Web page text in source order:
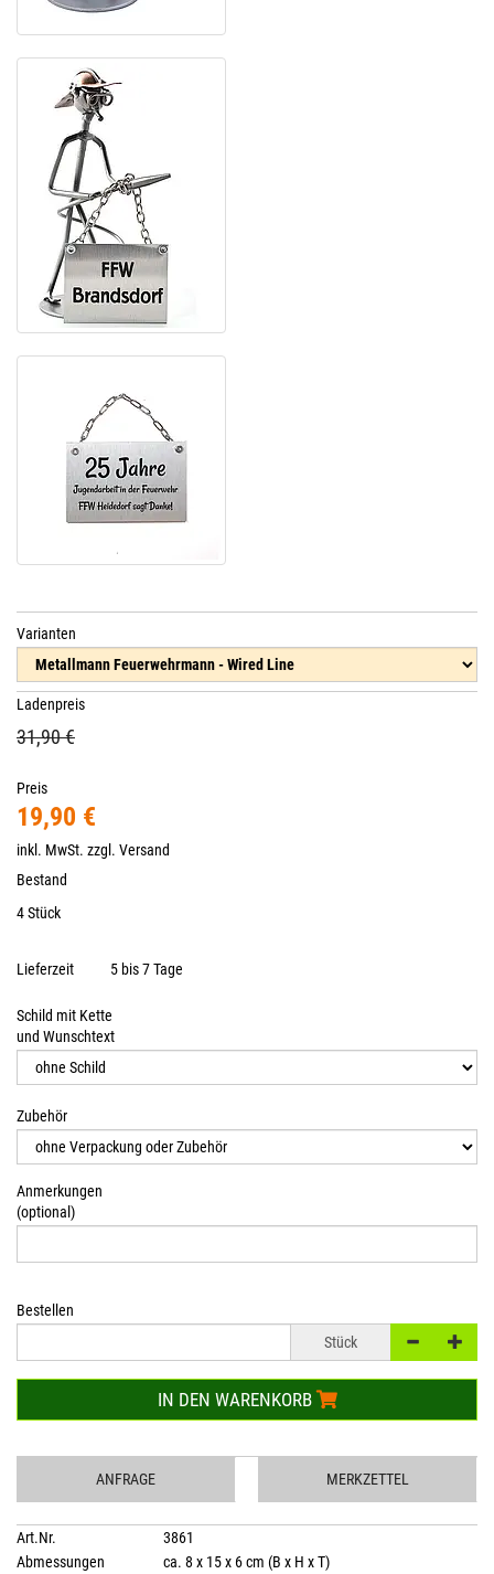
Varianten
Ladenpreis
31,90 €
Preis
19,90 €
inkl. MwSt. zzgl. Versand
Bestand
4 Stück
Lieferzeit 5 bis 7 Tage
Schild mit Kette
und Wunschtext
Zubehör
Anmerkungen
(optional)
Bestellen
Stück
IN DEN WARENKORB
ANFRAGE MERKZETTEL
Art.Nr.
3861
Abmessungen
ca. 8 x 15 x 6 cm (B x H x T)